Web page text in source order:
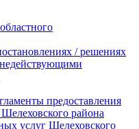
/ решениях
предоставления
района
услуг Шелеховского